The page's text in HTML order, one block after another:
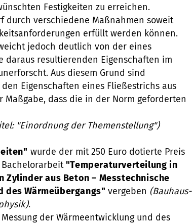
Festigkeiten zu erreichen.
durch verschiedene Maßnahmen soweit
erfüllt werden können.
jedoch deutlich von der eines
daraus resultierenden Eigenschaften im
Aus diesem Grund sind
Eigenschaften eines Fließestrichs aus
dass die in der Norm geforderten
"Einordnung der Themenstellung")
wurde der mit 250 Euro dotierte Preis
"Temperaturverteilung in
Zylinder aus Beton – Messtechnische
des Wärmeübergangs" vergeben (Bauhaus-
.
der Wärmeentwicklung und des